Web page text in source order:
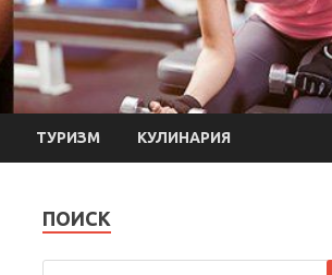
ТУРИЗМ КУЛИНАРИЯ
ПОИСК